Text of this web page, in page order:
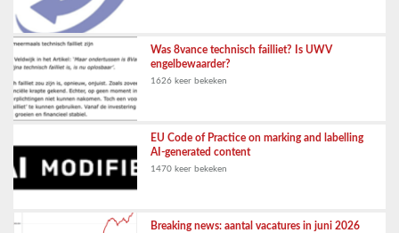
Was 8vance technisch failliet? Is UWV
engelbewaarder?
1626 keer bekeken
EU Code of Practice on marking and labelling
AI-generated content
1470 keer bekeken
Breaking news: aantal vacatures in juni 2026